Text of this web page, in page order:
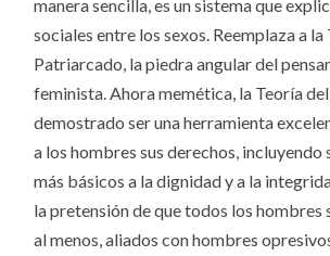
manera sencilla, es un sistema que
sociales entre los sexos. Reemplaza a la
Patriarcado, la piedra angular del
feminista. Ahora memética, la Teoría
demostrado ser una herramienta
a los hombres sus derechos, incluyendo
más básicos a la dignidad y a la
la pretensión de que todos los hombres
al menos, aliados con hombres